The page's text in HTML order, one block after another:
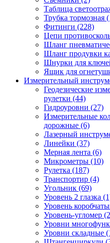
Таблица
Трубка тормозная
Фитинги (228)
Цепи
Шланг
Шланг продувки
Шнурки для
Ящик для
Измерительный
Геодезические
рулетки (44)
Гидроуровни (27)
Измерительные
дорожные (6)
Лазерный
Линейки (37)
Мерная лента (6)
Микрометры (10)
Рулетка (187)
Транспортир (4)
Угольник (69)
Уровень 2 глазка
Уровень
Уровень-угломер
Уровни
Уровни складные